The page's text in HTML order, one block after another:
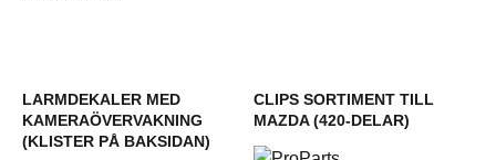
LARMDEKALER MED
KAMERAÖVERVAKNING
(KLISTER PÅ BAKSIDAN)
CLIPS SORTIMENT TILL
MAZDA (420-DELAR)